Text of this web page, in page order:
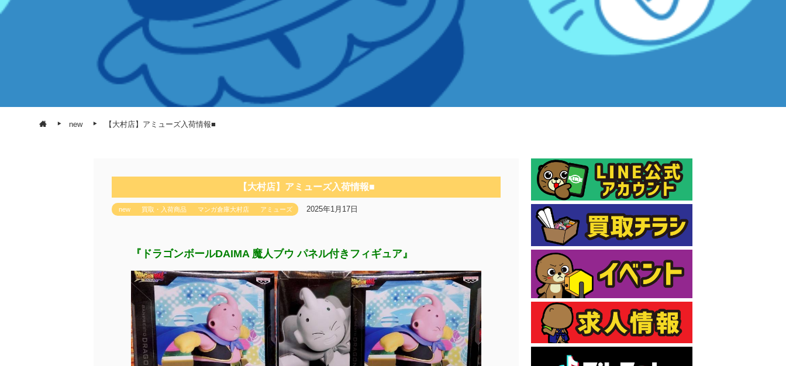
new 【大村店】アミューズ入荷情報■
【大村店】アミューズ入荷情報■
new 買取・入荷商品 マンガ倉庫大村店 アミューズ 2025年1月17日
『ドラゴンボールDAIMA 魔人ブウ パネル付きフィギュア』